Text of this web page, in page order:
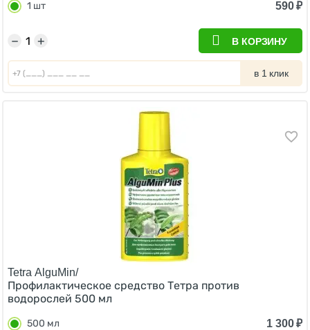
1 шт 590₽
+
− В КОРЗИНУ
в 1 клик
Tetra AlguMin/
Профилактическое средство Тетра против
водорослей 500 мл
500 мл 1 300₽